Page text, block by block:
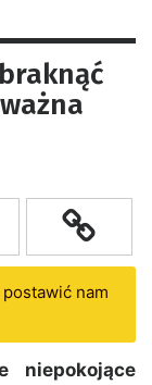
nam
niepokojące